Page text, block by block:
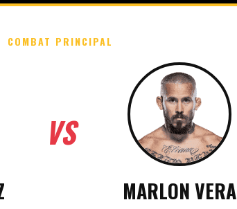
COMBAT PRINCIPAL
VS
MARLON VERA